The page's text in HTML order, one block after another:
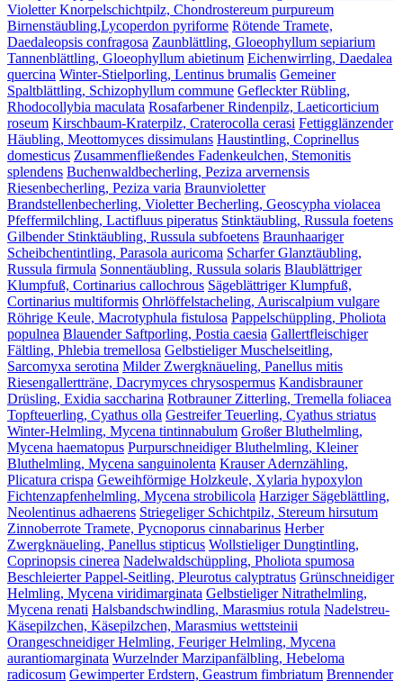
Violetter Knorpelschichtpilz, Chondrostereum purpureum
Birnenstäubling,Lycoperdon pyriforme Rötende Tramete,
Daedaleopsis confragosa Zaunblättling, Gloeophyllum sepiarium
Tannenblättling, Gloeophyllum abietinum Eichenwirrling, Daedalea
quercina Winter-Stielporling, Lentinus brumalis Gemeiner
Spaltblättling, Schizophyllum commune Gefleckter Rübling,
Rhodocollybia maculata Rosafarbener Rindenpilz, Laeticorticium
roseum Kirschbaum-Kraterpilz, Craterocolla cerasi Fettigglänzender
Häubling, Meottomyces dissimulans Haustintling, Coprinellus
domesticus Zusammenfließendes Fadenkeulchen, Stemonitis
splendens Buchenwaldbecherling, Peziza arvernensis
Riesenbecherling, Peziza varia Braunvioletter
Brandstellenbecherling, Violetter Becherling, Geoscypha violacea
Pfeffermilchling, Lactifluus piperatus Stinktäubling, Russula foetens
Gilbender Stinktäubling, Russula subfoetens Braunhaariger
Scheibchentintling, Parasola auricoma Scharfer Glanztäubling,
Russula firmula Sonnentäubling, Russula solaris Blaublättriger
Klumpfuß, Cortinarius callochrous Sägeblättriger Klumpfuß,
Cortinarius multiformis Ohrlöffelstacheling, Auriscalpium vulgare
Röhrige Keule, Macrotyphula fistulosa Pappelschüppling, Pholiota
populnea Blauender Saftporling, Postia caesia Gallertfleischiger
Fältling, Phlebia tremellosa Gelbstieliger Muschelseitling,
Sarcomyxa serotina Milder Zwergknäueling, Panellus mitis
Riesengallertträne, Dacrymyces chrysospermus Kandisbrauner
Drüsling, Exidia saccharina Rotbrauner Zitterling, Tremella foliacea
Topfteuerling, Cyathus olla Gestreifer Teuerling, Cyathus striatus
Winter-Helmling, Mycena tintinnabulum Großer Bluthelmling,
Mycena haematopus Purpurschneidiger Bluthelmling, Kleiner
Bluthelmling, Mycena sanguinolenta Krauser Adernzähling,
Plicatura crispa Geweihförmige Holzkeule, Xylaria hypoxylon
Fichtenzapfenhelmling, Mycena strobilicola Harziger Sägeblättling,
Neolentinus adhaerens Striegeliger Schichtpilz, Stereum hirsutum
Zinnoberrote Tramete, Pycnoporus cinnabarinus Herber
Zwergknäueling, Panellus stipticus Wollstieliger Dungtintling,
Coprinopsis cinerea Nadelwaldschüppling, Pholiota spumosa
Beschleierter Pappel-Seitling, Pleurotus calyptratus Grünschneidiger
Helmling, Mycena viridimarginata Gelbstieliger Nitrathelmling,
Mycena renati Halsbandschwindling, Marasmius rotula Nadelstreu-
Käsepilzchen, Käsepilzchen, Marasmius wettsteinii
Orangeschneidiger Helmling, Feuriger Helmling, Mycena
aurantiomarginata Wurzelnder Marzipanfälbling, Hebeloma
radicosum Gewimperter Erdstern, Geastrum fimbriatum Brennender